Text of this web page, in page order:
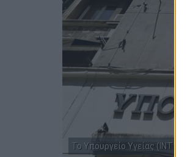
Το Υπουργείο Υγείας (ΙΝΤΙΜΕ)